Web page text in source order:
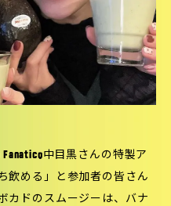
中目黒さんの特製ア
飲める」と参加者の皆さん
カドのスムージー は、バナ